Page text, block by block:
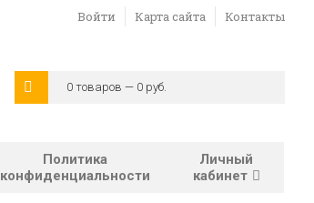
Войти Карта сайта Контакты
0 товаров — 0 руб.
Политика
конфиденциальности
Личный
кабинет